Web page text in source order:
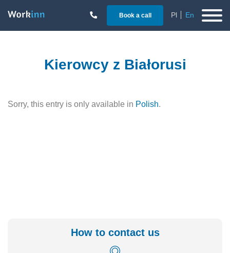
Book a call Pl En
Kierowcy z Białorusi
Sorry, this entry is only available in Polish.
How to contact us